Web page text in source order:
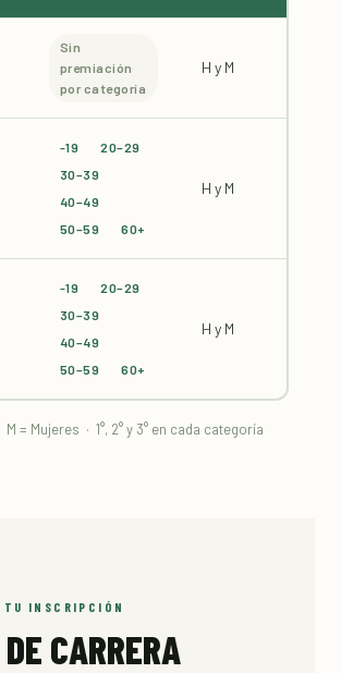
Sin
premiación
por categoría
H y M
-19
20–29
30–39
40–49
50–59
60+
H y M
-19
20–29
30–39
40–49
50–59
60+
H y M
= Mujeres · 1°, 2° y 3° en cada categoría
INSCRIPCIÓN
CARRERA